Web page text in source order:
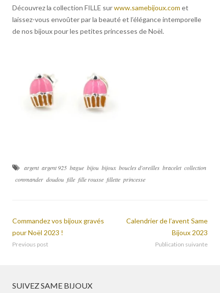
Découvrez la collection FILLE surwww.samebijoux.com et
laissez-vous envoûter par la beauté et l’élégance intemporelle
de nos bijoux pour les petites princesses de Noël.
argent argent 925 bague bijou bijoux boucles d'oreilles bracelet collection
commander doudou fille fille rousse fillette princesse
Commandez vos bijoux gravés
pour Noël 2023 !
Previous post
Calendrier de l’avent Same
Bijoux 2023
Publication suivante
SUIVEZ SAME BIJOUX